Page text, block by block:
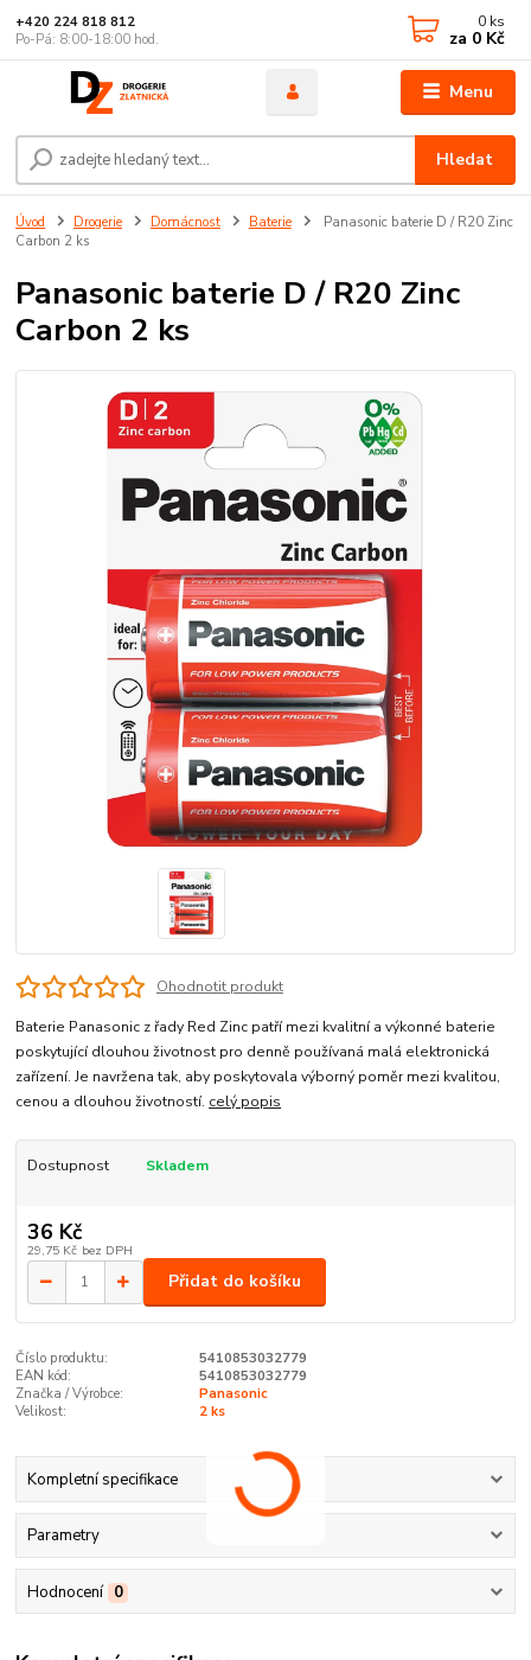
Menu
Hledat
+420 224 818 812
Po-Pá: 8:00-18:00 hod.
0 ks
za 0 Kč
Úvod Drogerie Domácnost Baterie
Panasonic baterie D / R20 Zinc
Carbon 2 ks
Panasonic baterie D / R20 Zinc
Carbon 2 ks
Ohodnotit produkt
Baterie Panasonic z řady Red Zinc patří mezi kvalitní a výkonné baterie
poskytující dlouhou životnost pro denně používaná malá elektronická
zařízení. Je navržena tak, aby poskytovala výborný poměr mezi kvalitou,
cenou a dlouhou životností. celý popis
Dostupnost Skladem
36 Kč
29,75 Kč bez DPH
Přidat do košíku
Číslo produktu:
5410853032779
EAN kód:
5410853032779
Značka / Výrobce:
Panasonic
Velikost:
2 ks
Kompletní specifikace
Parametry
Hodnocení 0